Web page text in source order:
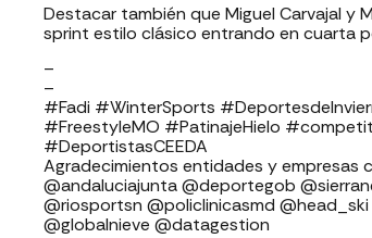
Destacar también que Miguel Carvajal y
sprint estilo clásico entrando en cuarta
–
–
#Fadi #WinterSports
#FreestyleMO #PatinajeHielo
#DeportistasCEEDA
Agradecimientos entidades y empresas
⁣⁣⁣⁣@andaluciajunta @deportegob
@riosportsn @policlinicasmd
@globalnieve @datagestion